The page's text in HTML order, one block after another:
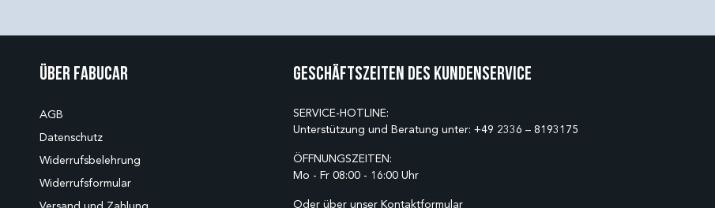
Über Fabucar
AGB
Datenschutz
Widerrufsbelehrung
Widerrufsformular
Geschäftszeiten des Kundenservice
SERVICE-HOTLINE:
Unterstützung und Beratung unter: +49 2336 – 8193175
ÖFFNUNGSZEITEN:
Mo - Fr 08:00 - 16:00 Uhr
Oder über unser Kontaktformular